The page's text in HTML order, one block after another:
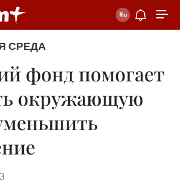
СРЕДА
фонд помогает
окружающую